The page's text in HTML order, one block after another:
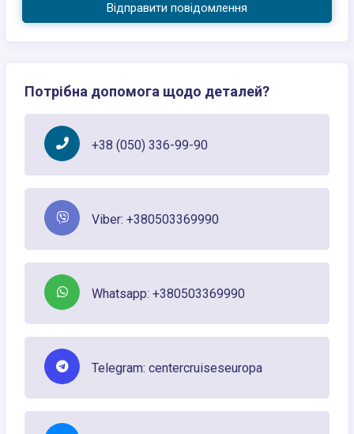
Відправити повідомлення
Потрібна допомога щодо деталей?
+38 (050) 336-99-90
Viber: +380503369990
Whatsapp: +380503369990
Telegram: centercruiseseuropa